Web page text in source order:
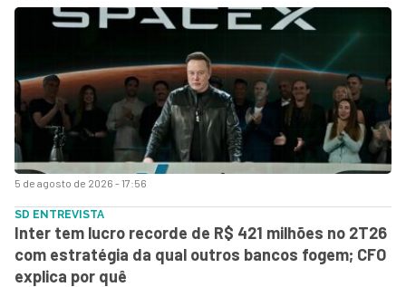
5 de agosto de 2026 - 17:56
SD ENTREVISTA
Inter tem lucro recorde de R$ 421 milhões no 2T26
com estratégia da qual outros bancos fogem; CFO
explica por quê